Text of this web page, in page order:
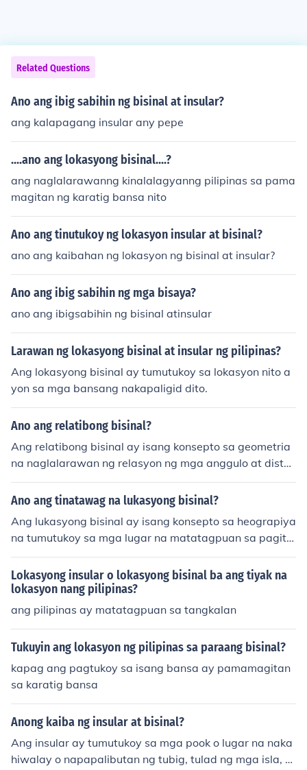
Related Questions
Ano ang ibig sabihin ng bisinal at insular?
ang kalapagang insular any pepe
....ano ang lokasyong bisinal....?
ang naglalarawanng kinalalagyanng pilipinas sa pama
magitan ng karatig bansa nito
Ano ang tinutukoy ng lokasyon insular at bisinal?
ano ang kaibahan ng lokasyon ng bisinal at insular?
Ano ang ibig sabihin ng mga bisaya?
ano ang ibigsabihin ng bisinal atinsular
Larawan ng lokasyong bisinal at insular ng pilipinas?
Ang lokasyong bisinal ay tumutukoy sa lokasyon nito a
yon sa mga bansang nakapaligid dito.
Ano ang relatibong bisinal?
Ang relatibong bisinal ay isang konsepto sa geometria
na naglalarawan ng relasyon ng mga anggulo at dista
nsya ng mga puntos sa isang bisinal na linya. Sa kontek
sto ng mga bisinal, ito ay tumutukoy sa mga anggulo n
na nag-uugnay sa mga punto sa espasyo. Ang pag-aa
ral nito ay mahalaga sa mga aplikasyon tulad ng arkite
ktura at engineering, kung saan ang wastong pagsukat
ng anggulo at distansya ay kinakailangan.
Ano ang tinatawag na lukasyong bisinal?
Ang lukasyong bisinal ay isang konsepto sa heograpiya
na tumutukoy sa mga lugar na matatagpuan sa pagita
n ng dalawang mahalagang lokasyon o rehiyon. Karani
wan, ang mga bisinal na lokasyon ay may estratehikon
g kahalagahan sa kalakalan, transportasyon, at komun
ikasyon. Halimbawa, ang mga lungsod o bayan na nas
a kahabaan ng mga pangunahing daan o ilog ay maaa
ng lokasyon ay madalas na nagiging sentro ng aktibida
d at pag-unlad.
Lokasyong insular o lokasyong bisinal ba ang tiyak na
lokasyon nang pilipinas?
ang pilipinas ay matatagpuan sa tangkalan
Tukuyin ang lokasyon ng pilipinas sa paraang bisinal?
kapag ang pagtukoy sa isang bansa ay pamamagitan
sa karatig bansa
Anong kaiba ng insular at bisinal?
Ang insular ay tumutukoy sa mga pook o lugar na naka
hiwalay o napapalibutan ng tubig, tulad ng mga isla, s